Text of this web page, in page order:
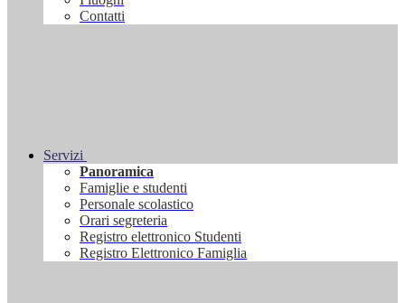
Contatti
Servizi
Panoramica
Famiglie e studenti
Personale scolastico
Orari segreteria
Registro elettronico Studenti
Registro Elettronico Famiglia